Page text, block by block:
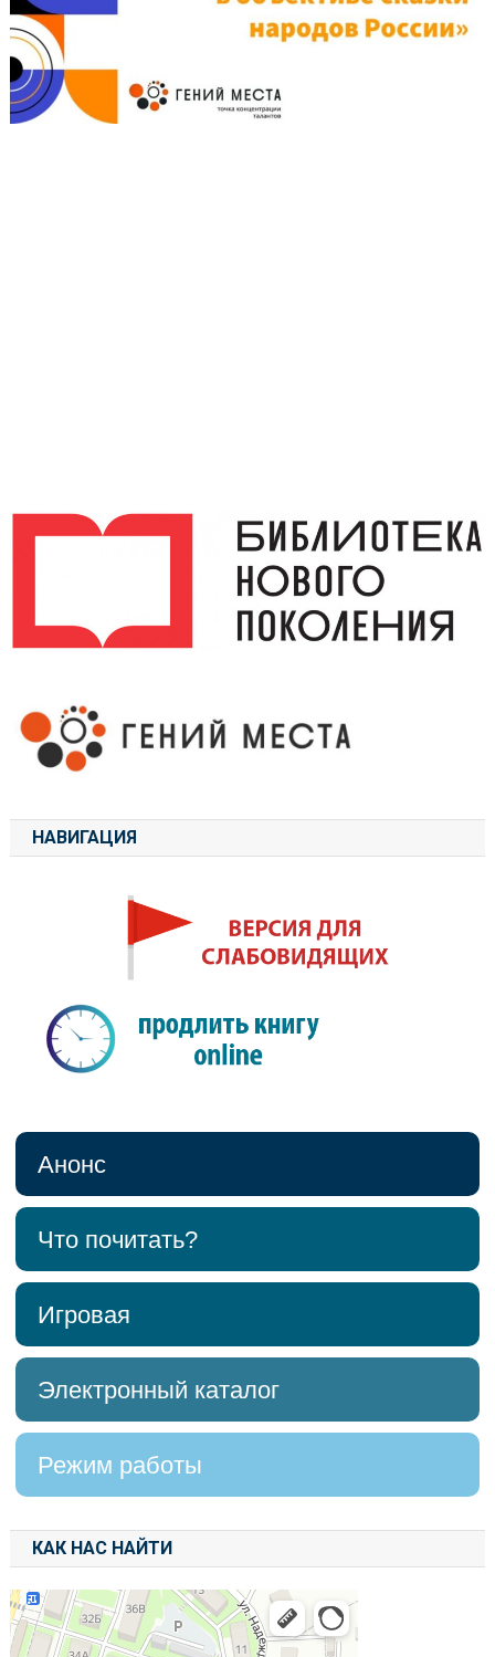
НАВИГАЦИЯ
Анонс
Что почитать?
Игровая
Электронный каталог
Режим работы
КАК НАС НАЙТИ